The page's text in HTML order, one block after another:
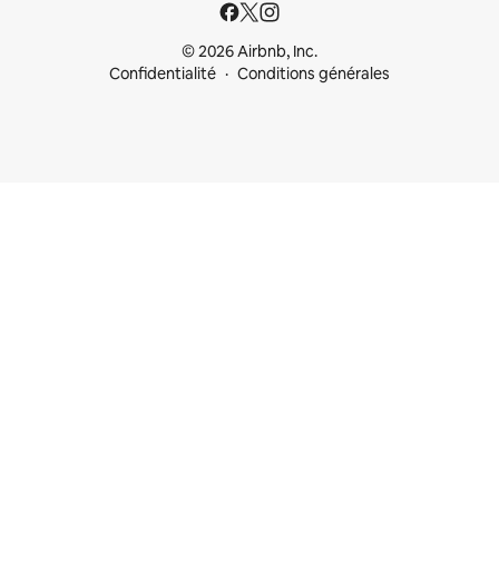
© 2026 Airbnb, Inc.
Confidentialité
Conditions générales